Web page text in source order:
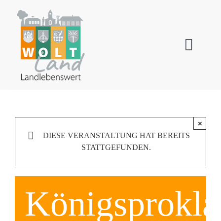
Inhalt
springen
Wallensen
Levedagsen
Tourismus
DIESE VERANSTALTUNG HAT BEREITS
STATTGEFUNDEN.
×